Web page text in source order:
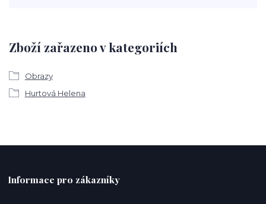
Zboží zařazeno v kategoriích
Obrazy
Hurtová Helena
Informace pro zákazníky